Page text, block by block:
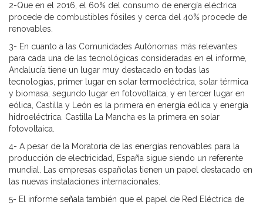
2-Que en el 2016, el 60% del consumo de energía eléctrica
procede de combustibles fósiles y cerca del 40% procede de
renovables.
3- En cuanto a las Comunidades Autónomas más relevantes
para cada una de las tecnológicas consideradas en el informe,
Andalucía tiene un lugar muy destacado en todas las
tecnologías, primer lugar en solar termoeléctrica, solar térmica
y biomasa; segundo lugar en fotovoltaica; y en tercer lugar en
eólica, Castilla y León es la primera en energía eólica y energía
hidroeléctrica. Castilla La Mancha es la primera en solar
fotovoltaica.
4- A pesar de la Moratoria de las energías renovables para la
producción de electricidad, España sigue siendo un referente
mundial. Las empresas españolas tienen un papel destacado en
las nuevas instalaciones internacionales.
5- El informe señala también que el papel de Red Eléctrica de